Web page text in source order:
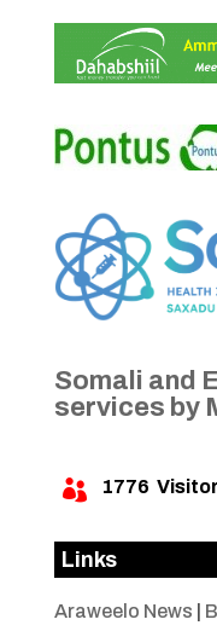
Somali and
services by
 1776
Links
Araweelo News